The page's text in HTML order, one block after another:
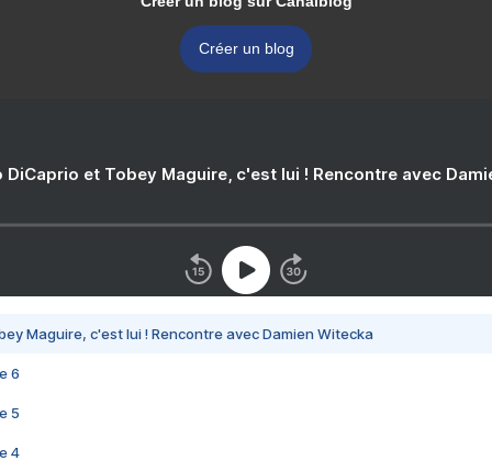
Créer un blog
DiCaprio et Tobey Maguire, c'est lui ! Rencontre avec
Maguire, c'est lui ! Rencontre avec Damien Witecka
6
5
4